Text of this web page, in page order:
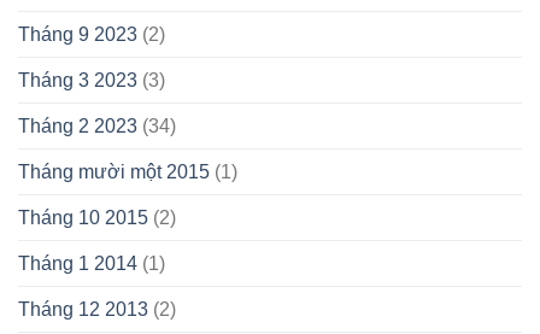
Tháng 9 2023 (2)
Tháng 3 2023 (3)
Tháng 2 2023 (34)
Tháng mười một 2015 (1)
Tháng 10 2015 (2)
Tháng 1 2014 (1)
Tháng 12 2013 (2)